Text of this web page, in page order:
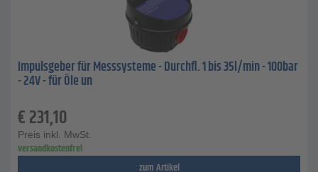
Impulsgeber für Messsysteme - Durchfl. 1 bis 35l/min - 100bar
- 24V - für Öle un
€231,10
Preis inkl. MwSt.
versandkostenfrei
zum Artikel